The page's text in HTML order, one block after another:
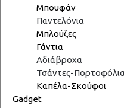
Μπουφάν
Παντελόνια
Μπλούζες
Γάντια
Αδιάβροχα
Τσάντες-Πορτοφόλια
Καπέλα-Σκούφοι
Gadget